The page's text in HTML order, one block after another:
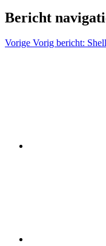
Bericht
Vorige Vorig bericht: